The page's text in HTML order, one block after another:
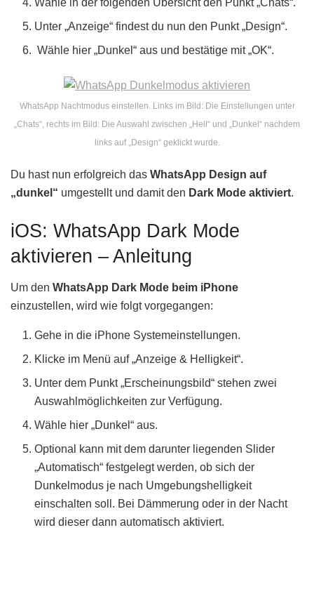
Unter „Anzeige“ findest du nun den Punkt „Design“.
Wähle hier „Dunkel“ aus und bestätige mit „OK“.
WhatsApp Nachtmodus einstellen. Links im Bild: Die Einstellungen unter
„Chats“, rechts im Bild: Die Auswahl zwischen „Hell“ und „Dunkel“ nachdem
links auf „Design“ geklickt wurde.
Du hast nun erfolgreich das WhatsApp Design auf
„dunkel“ umgestellt und damit den Dark Mode aktiviert.
iOS: WhatsApp Dark Mode
aktivieren – Anleitung
Um den WhatsApp Dark Mode beim iPhone
einzustellen, wird wie folgt vorgegangen:
Gehe in die iPhone Systemeinstellungen.
Klicke im Menü auf „Anzeige & Helligkeit“.
Unter dem Punkt „Erscheinungsbild“ stehen zwei
Auswahlmöglichkeiten zur Verfügung.
Wähle hier „Dunkel“ aus.
Optional kann mit dem darunter liegenden Slider
„Automatisch“ festgelegt werden, ob sich der
Dunkelmodus je nach Umgebungshelligkeit
einschalten soll. Bei Dämmerung oder in der Nacht
wird dieser dann automatisch aktiviert.